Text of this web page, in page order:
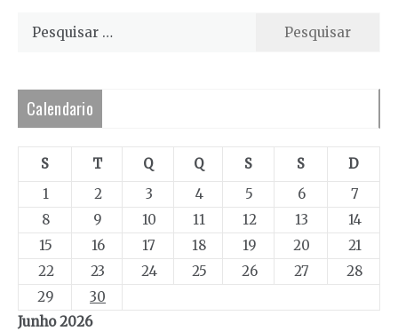
Pesquisar
Calendario
Junho 2026
S T Q Q S S
D
1
2 3 4 5 6
7
8
9 10 11 12 13
14
15
16 17 18 19 20
21
22
23 24 25 26 27
28
29
30